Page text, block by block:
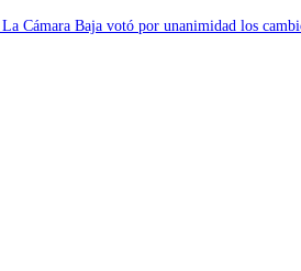
Cámara Baja votó por unanimidad los